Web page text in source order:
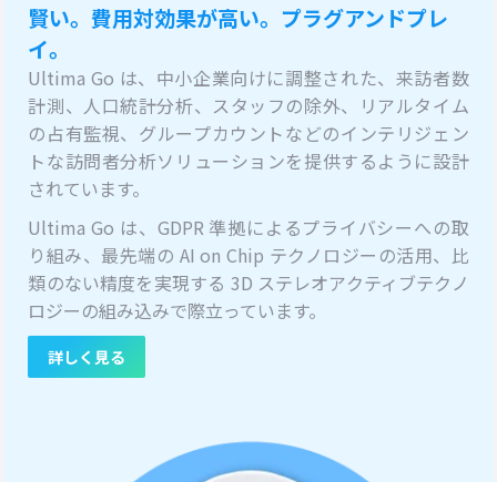
賢い。費用対効果が高い。プラグアンドプレ
イ。
Ultima Go は、中小企業向けに調整された、来訪者数
計測、人口統計分析、スタッフの除外、リアルタイム
の占有監視、グループカウントなどのインテリジェン
トな訪問者分析ソリューションを提供するように設計
されています。
Ultima Go は、GDPR 準拠によるプライバシーへの取
り組み、最先端の AI on Chip テクノロジーの活用、比
類のない精度を実現する 3D ステレオアクティブテクノ
ロジーの組み込みで際立っています。
詳しく見る